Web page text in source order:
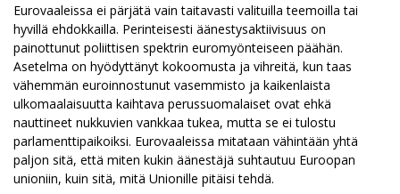
Eurovaaleissa ei pärjätä vain taitavasti valituilla teemoilla tai
hyvillä ehdokkailla. Perinteisesti äänestysaktiivisuus on
painottunut poliittisen spektrin euromyönteiseen päähän.
Asetelma on hyödyttänyt kokoomusta ja vihreitä, kun taas
vähemmän euroinnostunut vasemmisto ja kaikenlaista
ulkomaalaisuutta kaihtava perussuomalaiset ovat ehkä
nauttineet nukkuvien vankkaa tukea, mutta se ei tulostu
parlamenttipaikoiksi. Eurovaaleissa mitataan vähintään yhtä
paljon sitä, että miten kukin äänestäjä suhtautuu Euroopan
unioniin, kuin sitä, mitä Unionille pitäisi tehdä.